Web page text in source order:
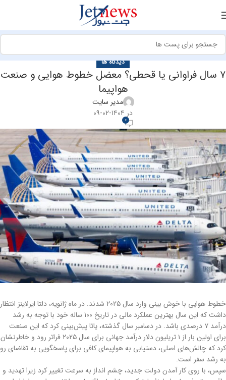
دیدگاه ها
۷ سال فراوانی یا قحطی؟ معضل خطوط هوایی و صنعت
هواپیما
مدیر سایت
در ۱۴۰۴-۰۲-۰۹
0
خطوط هوایی با خوش بینی وارد سال ۲۰۲۵ شدند. در ماه ژانویه، دلتا ایرلاینز انتظار
داشت که این سال بهترین عملکرد مالی در تاریخ ۱۰۰ ساله خود با توجه به رشد
درآمد ۷ درصدی باشد. در دسامبر سال گذشته، یاتا پیش‌بینی کرد که این صنعت
برای اولین بار از ۱ تریلیون دلار درآمد جهانی برای سال ۲۰۲۵ فراتر رود و خاطرنشان
کرد که چالش‌های اصلی، دستیابی به هواپیمای کافی برای پاسخگویی به تقاضای رو
به رشد سفر است.
سپس، با روی کار آمدن دولت جدید، چشم انداز به سرعت تغییر کرد زیرا تهدید و